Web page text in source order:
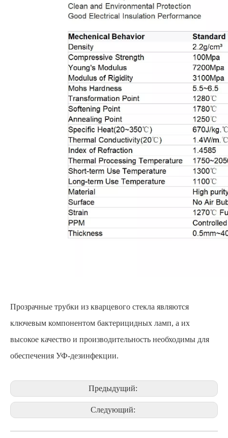
Прозрачные трубки из кварцевого стекла являются
ключевым компонентом бактерицидных ламп, а их
высокое качество и производительность необходимы для
обеспечения УФ-дезинфекции.
Предыдущий:
Следующий: